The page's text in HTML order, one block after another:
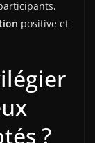
positive et
?